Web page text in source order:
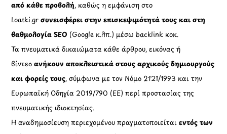
από κάθε προβολή, καθώς η εμφάνιση στο
Loatki.gr συνεισφέρει στην επισκεψιμότητά τους και στη
βαθμολογία SEO (Google κ.λπ.) μέσω backlink κοκ.
Τα πνευματικά δικαιώματα κάθε άρθρου, εικόνας ή
βίντεοανήκουν αποκλειστικά στους αρχικούς δημιουργούς
και φορείς τους, σύμφωνα με τον Νόμο 2121/1993 και την
Ευρωπαϊκή Οδηγία 2019/790 (ΕΕ) περί προστασίας της
πνευματικής ιδιοκτησίας.
Η αναδημοσίευση περιεχομένου πραγματοποιείταιεντός των